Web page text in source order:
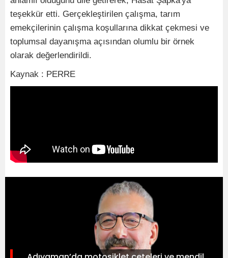
teşekkür etti. Gerçekleştirilen çalışma, tarım
emekçilerinin çalışma koşullarına dikkat çekmesi ve
toplumsal dayanışma açısından olumlu bir örnek
olarak değerlendirildi.
Kaynak : PERRE